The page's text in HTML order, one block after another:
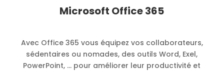
Microsoft Office 365
Avec Office 365 vous équipez vos collaborateurs,
sédentaires ou nomades, des outils Word, Exel,
PowerPoint, … pour améliorer leur productivité et